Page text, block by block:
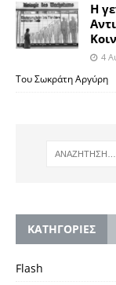
Η
4
Του Σωκράτη Αργύρη
KΑΤΗΓΟΡΙΕΣ
Flash